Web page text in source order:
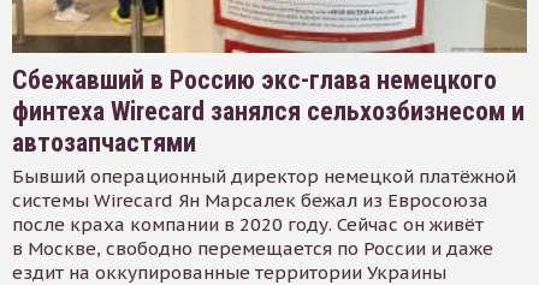
Сбежавший в Россию экс-глава немецкого
финтеха Wirecard занялся сельхозбизнесом и
автозапчастями
Бывший операционный директор немецкой платёжной
системы Wirecard Ян Марсалек бежал из Евросоюза
после краха компании в 2020 году. Сейчас он живёт
в Москве, свободно перемещается по России и даже
ездит на оккупированные территории Украины